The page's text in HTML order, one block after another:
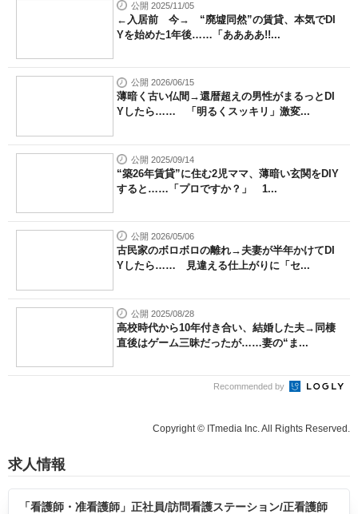
公開 2025/11/05
←入居前 今→ “廃墟同然”の賃貸、本気でDI
Yを始めた1年後……「ああああ!!...
公開 2026/06/15
薄暗く古い仏間→還暦超えの男性がまるっとDI
Yしたら…… 「明るくスッキリ」激変...
公開 2025/09/14
“築26年賃貸”に住む2児ママ、薄暗い玄関をDIY
すると……「プロですか？」 1...
公開 2026/05/06
古民家のボロボロの離れ→夫妻が半年かけてDI
Yしたら…… 見違える仕上がりに「セ...
公開 2025/08/28
高校時代から10年付き合い、結婚した夫→同棲
直後はゲーム三昧だったが……妻の“ま...
Recommended by
Copyright © ITmedia Inc. All Rights Reserved.
求人情報
「看護師・准看護師」正社員/訪問看護ステーション/正看護師